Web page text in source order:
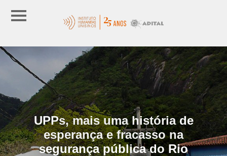
UPPs, mais uma história de
esperança e fracasso na
segurança pública do Rio